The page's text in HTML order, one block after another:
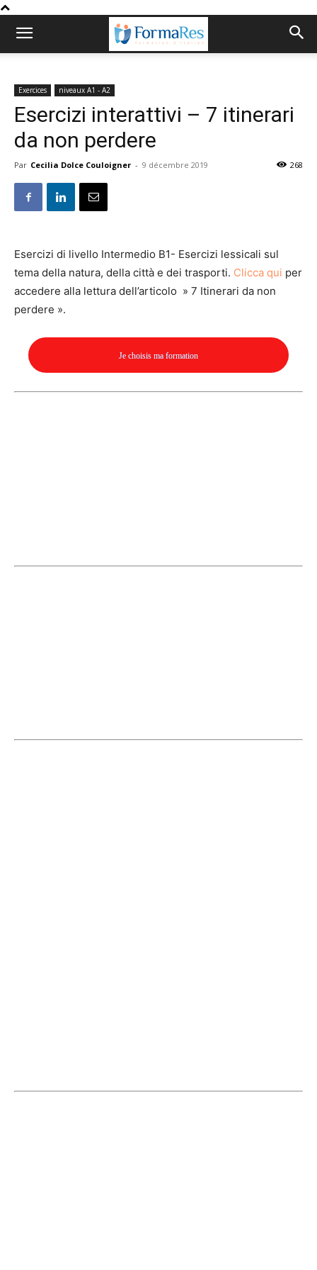
Exercices niveaux A1 - A2
Esercizi interattivi – 7 itinerari
da non perdere
Par Cecilia Dolce Couloigner - 9 décembre 2019 268
Esercizi di livello Intermedio B1- Esercizi lessicali sul
tema della natura, della città e dei trasporti. Clicca qui per
accedere alla lettura dell’articolo » 7 Itinerari da non
perdere ».
Je choisis ma formation